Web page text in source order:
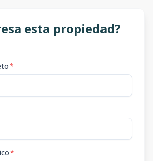
esta propiedad?
*
*